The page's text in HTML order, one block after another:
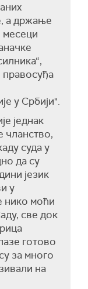
а држање
правосуђа
у Србији".
једнак
чланство,
суда у
да су
језик
у
нико моћи
све док
готово
за много
на